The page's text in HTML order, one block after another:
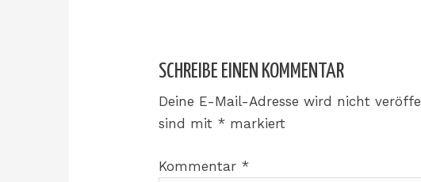
SCHREIBE EINEN KOMMENTAR
Deine E-Mail-Adresse wird nicht
sind mit * markiert
Kommentar *